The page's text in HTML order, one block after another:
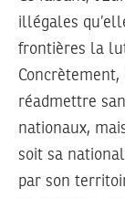
illégales
frontières la
réadmettre
nationaux,
soit sa
par son